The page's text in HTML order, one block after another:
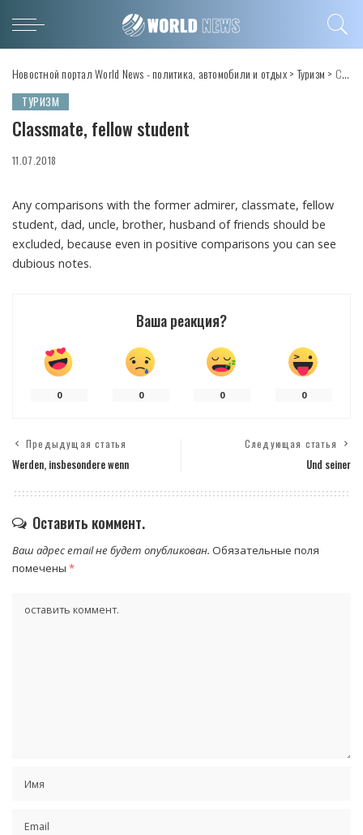
Новостной портал World News - политика, автомобили и отдых>Туризм > Classmate, fellow student
ТУРИЗМ
Classmate, fellow student
11.07.2018
Any comparisons with the former admirer, classmate, fellow
student, dad, uncle, brother, husband of friends should be
excluded, because even in positive comparisons you can see
dubious notes.
Ваша реакция?
0 0 0 0
Предыдущая статья
Werden, insbesondere wenn
Следующая статья
Und seiner
Оставить коммент.
Ваш адрес email не будет опубликован. Обязательные поля
помечены *